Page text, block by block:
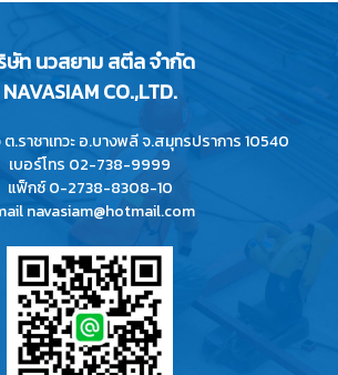
ษัท นวสยาม สตีล จำกัด
NAVASIAM CO.,LTD.
.ราชาเทวะ อ.บางพลี จ.สมุทรปราการ 10540
เบอร์โทร 02-738-9999
แฟ็กซ์ 0-2738-8308-10
navasiam@hotmail.com